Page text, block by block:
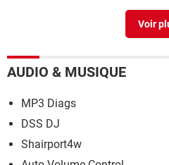
Forum
AUDIO & MUSIQUE
MP3 Diags
DSS DJ
Shairport4w